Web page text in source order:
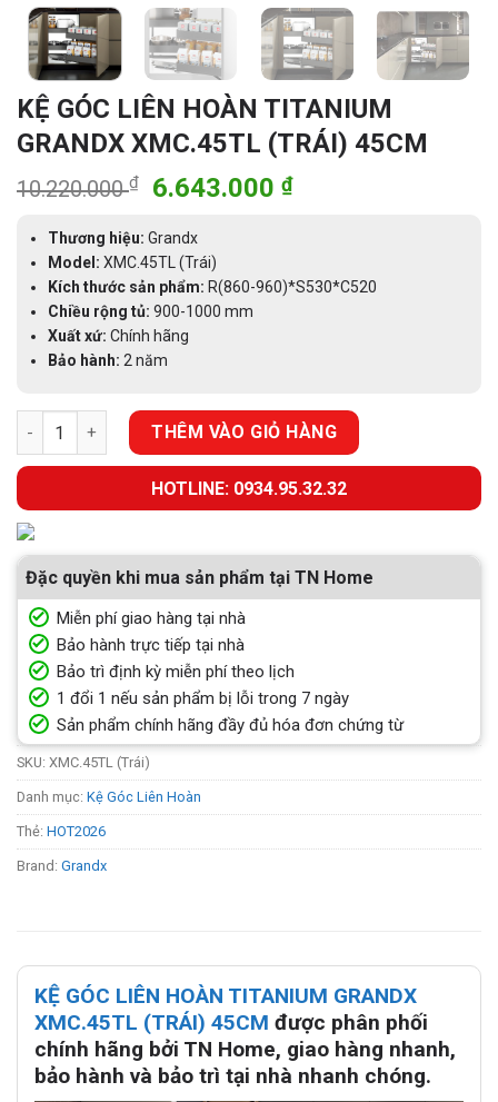
KỆ GÓC LIÊN HOÀN TITANIUM
GRANDX XMC.45TL (TRÁI) 45CM
10.220.000₫
Giá
là:
10.220.000 ₫.
6.643.000 ₫Giá
6.643.000 ₫.
Thương hiệu: Grandx
Model:XMC.45TL (Trái)
Kích thước sản phẩm: R(860-960)*S530*C520
Chiều rộng tủ: 900-1000 mm
Xuất xứ:Chính hãng
Bảo hành: 2 năm
KỆ GÓC LIÊN HOÀN TITANIUM GRANDX XMC.45TL (TRÁI)
THÊM VÀO GIỎ HÀNG
HOTLINE: 0934.95.32.32
Đặc quyền khi mua sản phẩm tại TN Home
Miễn phí giao hàng tại nhà
Bảo hành trực tiếp tại nhà
Bảo trì định kỳ miễn phí theo lịch
1 đổi 1 nếu sản phẩm bị lỗi trong 7 ngày
Sản phẩm chính hãng đầy đủ hóa đơn chứng từ
SKU: XMC.45TL (Trái)
Danh mục: Kệ Góc Liên Hoàn
Thẻ: HOT2026
Brand: Grandx
KỆ GÓC LIÊN HOÀN TITANIUM GRANDX
XMC.45TL (TRÁI) 45CM được phân phối
chính hãng bởi TN Home, giao hàng nhanh,
bảo hành và bảo trì tại nhà nhanh chóng.